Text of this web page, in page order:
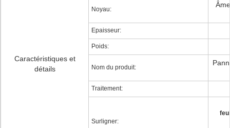
Caractéristiques et
détails
Noyau:
Epaisseur:
Poids:
Nom du produit:
Traitement:
Surligner: